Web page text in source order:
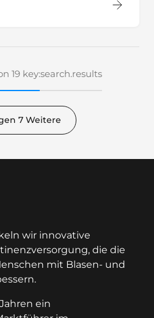
19 key:search.results
7 Weitere
wir innovative
die die
mit Blasen- und
ein